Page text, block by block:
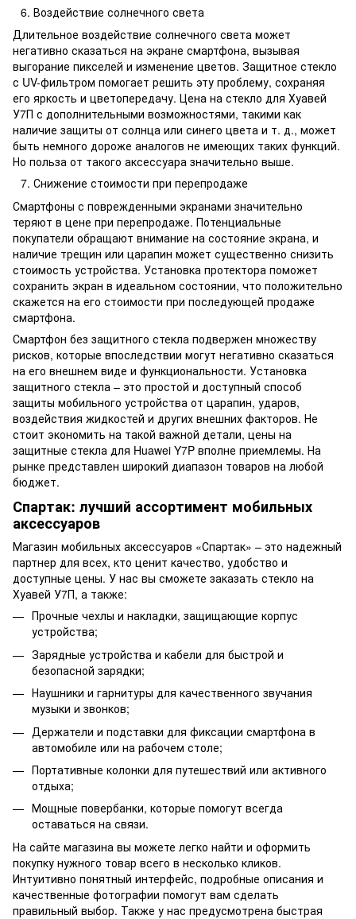
Воздействие солнечного света
Длительное воздействие солнечного света может
негативно сказаться на экране смартфона, вызывая
выгорание пикселей и изменение цветов. Защитное стекло
с UV-фильтром помогает решить эту проблему, сохраняя
его яркость и цветопередачу. Цена на стекло для Хуавей
У7П с дополнительными возможностями, такими как
наличие защиты от солнца или синего цвета и т. д., может
быть немного дороже аналогов не имеющих таких функций.
Но польза от такого аксессуара значительно выше.
Снижение стоимости при перепродаже
Смартфоны с поврежденными экранами значительно
теряют в цене при перепродаже. Потенциальные
покупатели обращают внимание на состояние экрана, и
наличие трещин или царапин может существенно снизить
стоимость устройства. Установка протектора поможет
сохранить экран в идеальном состоянии, что положительно
скажется на его стоимости при последующей продаже
смартфона.
Смартфон без защитного стекла подвержен множеству
рисков, которые впоследствии могут негативно сказаться
на его внешнем виде и функциональности. Установка
защитного стекла – это простой и доступный способ
защиты мобильного устройства от царапин, ударов,
воздействия жидкостей и других внешних факторов. Не
стоит экономить на такой важной детали, цены на
защитные стекла для Huawei Y7P вполне приемлемы. На
рынке представлен широкий диапазон товаров на любой
бюджет.
Спартак: лучший ассортимент мобильных
аксессуаров
Магазин мобильных аксессуаров «Спартак» – это надежный
партнер для всех, кто ценит качество, удобство и
доступные цены. У нас вы сможете заказать стекло на
Хуавей У7П, а также:
Прочные чехлы и накладки, защищающие корпус
устройства;
Зарядные устройства и кабели для быстрой и
безопасной зарядки;
Наушники и гарнитуры для качественного звучания
музыки и звонков;
Держатели и подставки для фиксации смартфона в
автомобиле или на рабочем столе;
Портативные колонки для путешествий или активного
отдыха;
Мощные повербанки, которые помогут всегда
оставаться на связи.
На сайте магазина вы можете легко найти и оформить
покупку нужного товар всего в несколько кликов.
Интуитивно понятный интерфейс, подробные описания и
качественные фотографии помогут вам сделать
правильный выбор. Также у нас предусмотрена быстрая